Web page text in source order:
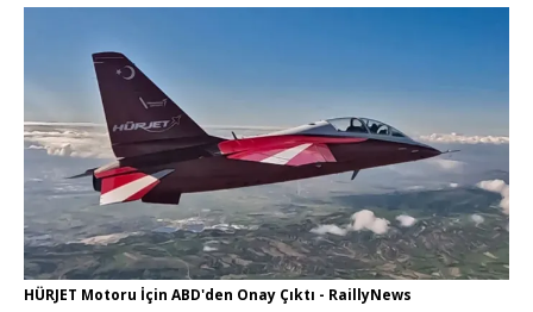
HÜRJET Motoru İçin ABD'den Onay Çıktı - RaillyNews